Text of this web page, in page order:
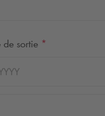
de sortie *